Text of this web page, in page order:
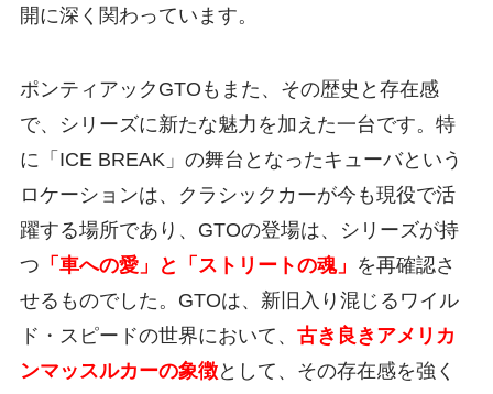
開に深く関わっています。
ポンティアックGTOもまた、その歴史と存在感
で、シリーズに新たな魅力を加えた一台です。特
に「ICE BREAK」の舞台となったキューバという
ロケーションは、クラシックカーが今も現役で活
躍する場所であり、GTOの登場は、シリーズが持
つ 「車への愛」と「ストリートの魂」 を再確認さ
せるものでした。GTOは、新旧入り混じるワイル
ド・スピードの世界において、 古き良きアメリカ
ンマッスルカーの象徴として、その存在感を強く